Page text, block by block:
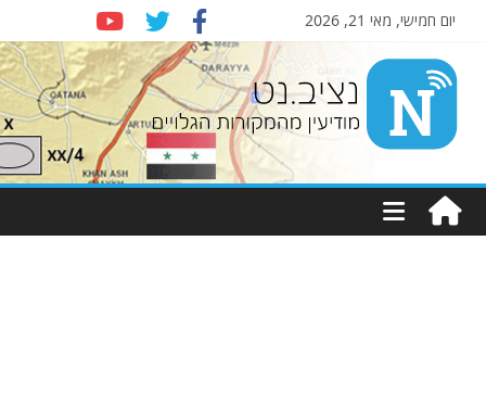
יום חמישי, מאי 21, 2026
Nziv.net
מודיעין
מהמקורות